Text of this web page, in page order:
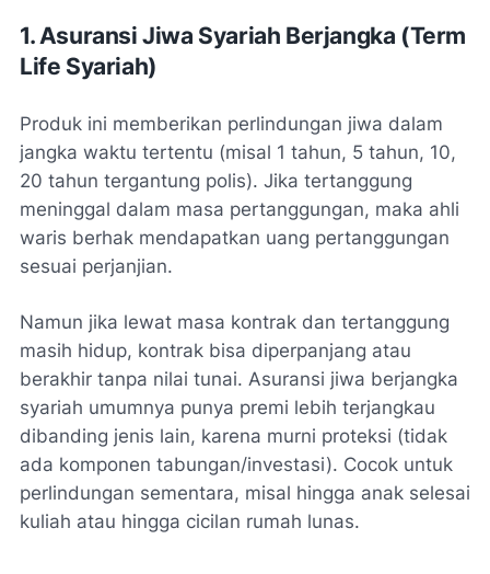
1. Asuransi Jiwa Syariah Berjangka (Term
Life Syariah)
Produk ini memberikan perlindungan jiwa dalam
jangka waktu tertentu (misal 1 tahun, 5 tahun, 10,
20 tahun tergantung polis). Jika tertanggung
meninggal dalam masa pertanggungan, maka ahli
waris berhak mendapatkan uang pertanggungan
sesuai perjanjian.
Namun jika lewat masa kontrak dan tertanggung
masih hidup, kontrak bisa diperpanjang atau
berakhir tanpa nilai tunai. Asuransi jiwa berjangka
syariah umumnya punya premi lebih terjangkau
dibanding jenis lain, karena murni proteksi (tidak
ada komponen tabungan/investasi). Cocok untuk
perlindungan sementara, misal hingga anak selesai
kuliah atau hingga cicilan rumah lunas.